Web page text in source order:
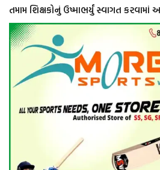
તમામ શિક્ષકોનું ઉષ્માભર્યું સ્વાગત